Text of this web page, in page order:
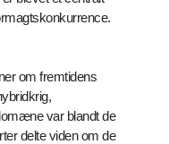
om fremtidens
var blandt de
delte viden om de